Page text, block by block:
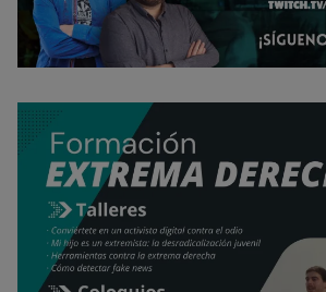
No dar mi información personal
.
Rechazar cookies